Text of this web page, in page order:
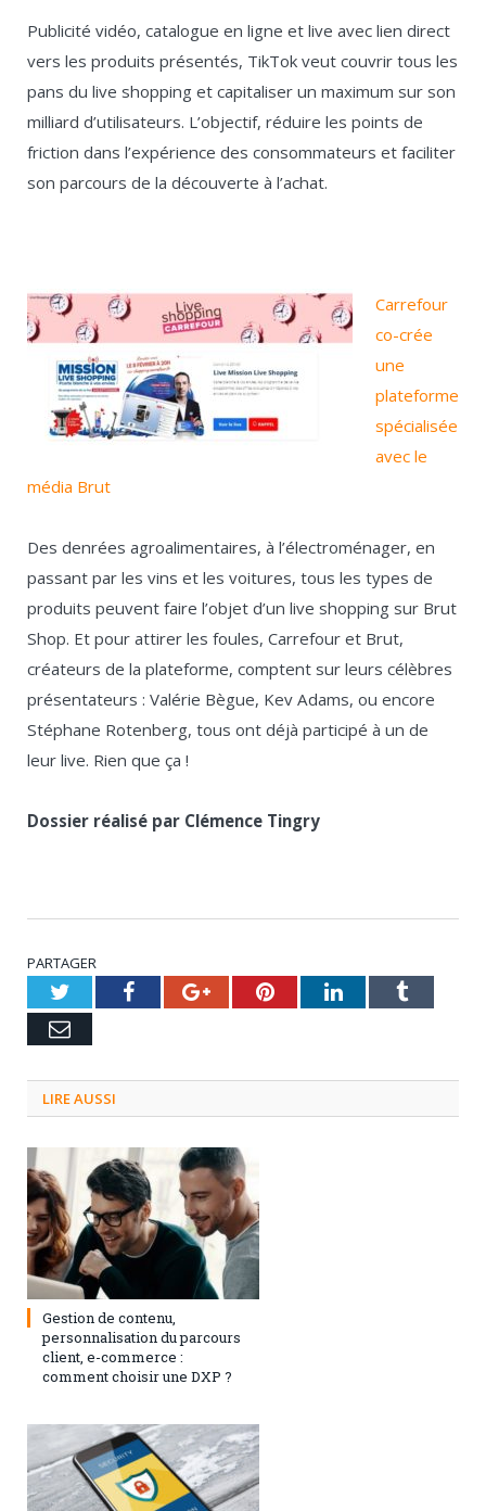
Publicité vidéo, catalogue en ligne et live avec lien direct
vers les produits présentés, TikTok veut couvrir tous les
pans du live shopping et capitaliser un maximum sur son
milliard d’utilisateurs. L’objectif, réduire les points de
friction dans l’expérience des consommateurs et faciliter
son parcours de la découverte à l’achat.
Carrefour
co-crée
une
plateforme
spécialisée
avec le
média Brut
Des denrées agroalimentaires, à l’électroménager, en
passant par les vins et les voitures, tous les types de
produits peuvent faire l’objet d’un live shopping sur Brut
Shop. Et pour attirer les foules, Carrefour et Brut,
créateurs de la plateforme, comptent sur leurs célèbres
présentateurs : Valérie Bègue, Kev Adams, ou encore
Stéphane Rotenberg, tous ont déjà participé à un de
leur live. Rien que ça !
Dossier réalisé par Clémence Tingry
PARTAGER
TwitterFacebookGoogle+PinterestLinkedInTumblr
Email
LIRE AUSSI
3 septembre 2024
Gestion de contenu,
personnalisation du parcours
client, e-commerce :
comment choisir une DXP ?